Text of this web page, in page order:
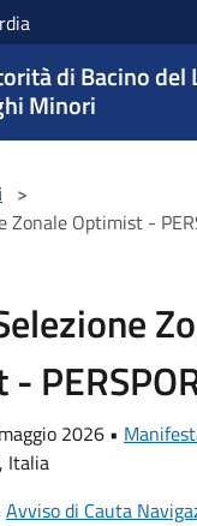
di Bacino del
Minori
>
Zonale Optimist -
2026 •
Italia
Avviso di Cauta